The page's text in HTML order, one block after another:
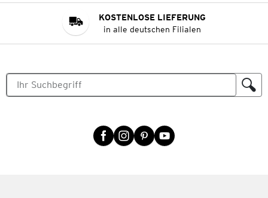
KOSTENLOSE LIEFERUNG
in alle deutschen Filialen